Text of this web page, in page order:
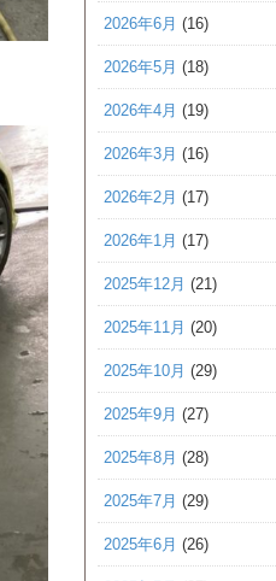
2026年6月 (16)
2026年5月 (18)
2026年4月 (19)
2026年3月 (16)
2026年2月 (17)
2026年1月 (17)
2025年12月 (21)
2025年11月 (20)
2025年10月 (29)
2025年9月 (27)
2025年8月 (28)
2025年7月 (29)
2025年6月 (26)